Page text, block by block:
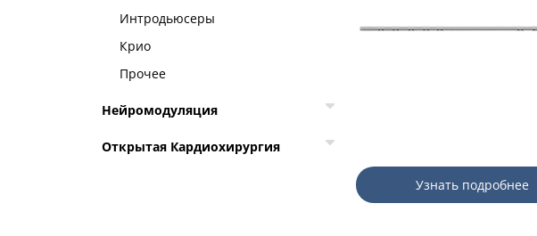
Интродьюсеры
Крио
Прочее
Нейромодуляция
Открытая Кардиохирургия
Узнать подробнее